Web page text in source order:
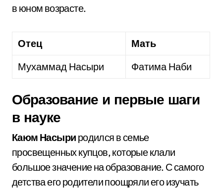
в юном возрасте.
Отец
Мать
Мухаммад Насыри
Фатима Наби
Образование и первые шаги
в науке
Каюм Насыри родился в семье
просвещенных купцов, которые клали
большое значение на образование. С самого
детства его родители поощряли его изучать